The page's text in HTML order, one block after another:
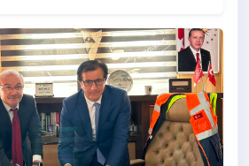
projesi titizlikle tamamlandı.